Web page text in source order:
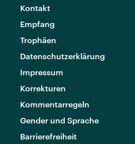
Kontakt
Empfang
Trophäen
Datenschutzerklärung
Impressum
Korrekturen
Kommentarregeln
Gender und Sprache
Barrierefreiheit